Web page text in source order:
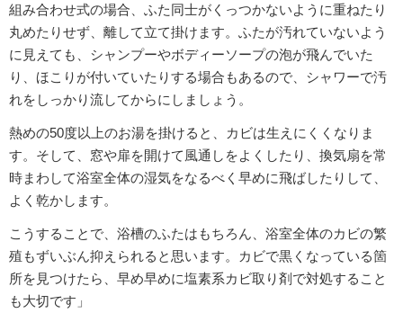
組み合わせ式の場合、ふた同士がくっつかないように重ねたり
丸めたりせず、離して立て掛けます。ふたが汚れていないよう
に見えても、シャンプーやボディーソープの泡が飛んでいた
り、ほこりが付いていたりする場合もあるので、シャワーで汚
れをしっかり流してからにしましょう。
熱めの50度以上のお湯を掛けると、カビは生えにくくなりま
す。そして、窓や扉を開けて風通しをよくしたり、換気扇を常
時まわして浴室全体の湿気をなるべく早めに飛ばしたりして、
よく乾かします。
こうすることで、浴槽のふたはもちろん、浴室全体のカビの繁
殖もずいぶん抑えられると思います。カビで黒くなっている箇
所を見つけたら、早め早めに塩素系カビ取り剤で対処すること
も大切です」